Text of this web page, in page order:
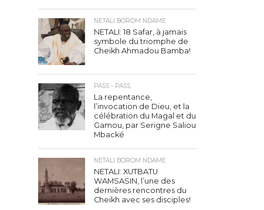
NETALI BOROM NDAME
NETALI: 18 Safar, à jamais
symbole du triomphe de
Cheikh Ahmadou Bamba!
PASS - PASS
La repentance,
l’invocation de Dieu, et la
célébration du Magal et du
Gamou, par Serigne Saliou
Mbacké
NETALI BOROM NDAME
NETALI: XUTBATU
WAMSASIN, l’une des
dernières rencontres du
Cheikh avec ses disciples!